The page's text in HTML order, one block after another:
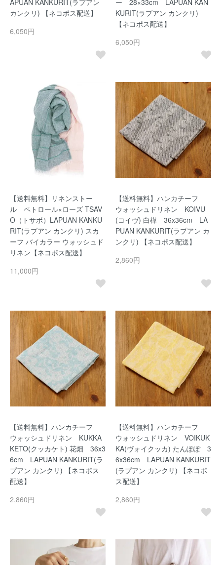
APUAN KANKURIT(ラプアン
カンクリ) 【ネコポス配送】
6,050円
ー 28×33cm LAPUAN KAN
KURIT(ラプアン カンクリ)
【ネコポス配送】
6,050円
【送料無料】リネンストー
ル ペトロール×ローズ TSAV
O（トサボ）LAPUAN KANKU
RIT(ラプアン カンクリ) スカ
ーフ バイカラー ウォッシュド
リネン【ネコポス配送】
11,000円
【送料無料】ハンカチーフ
ウォッシュドリネン KOIVU
(コイヴ) 白樺 36x36cm LA
PUAN KANKURIT(ラプアン カ
ンクリ) 【ネコポス配送】
2,860円
【送料無料】ハンカチーフ
ウォッシュドリネン KUKKA
KETO(クッカケト) 花畑 36x3
6cm LAPUAN KANKURIT(ラ
プアン カンクリ) 【ネコポス
配送】
2,860円
【送料無料】ハンカチーフ
ウォッシュドリネン VOIKUK
KA(ヴォイクッカ) たんぽぽ 3
6x36cm LAPUAN KANKURIT
(ラプアン カンクリ) 【ネコポ
ス配送】
2,860円